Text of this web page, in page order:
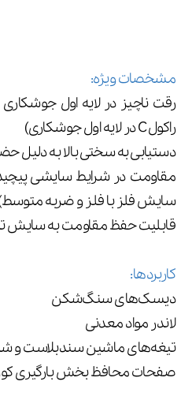
مشخصات ویژه:
راکول C در لایه اول جوشکاری)
دستیابی به سختی بالا به دلیل
مقاومت در شرایط سایشی
سایش فلز با فلز و ضربه
قابلیت حفظ مقاومت به سایش تا دمای 300 درجه
کاربردها:
دیسک‌های سنگ‌شکن
لاندر مواد معدنی
تیغه‌های ماشین سندبلاست و
صفحات محافظ بخش بارگیری